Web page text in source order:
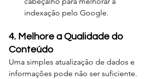
indexação pelo Google.
4. Melhore a Qualidade do
Conteúdo
Uma simples atualização de dados e
informações pode não ser suficiente.